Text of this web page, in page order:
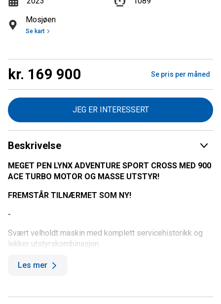
Mosjøen
Se kart
kr. 169 900 Se pris per måned
JEG ER INTERESSERT
Beskrivelse
MEGET PEN LYNX ADVENTURE SPORT CROSS MED 900
ACE TURBO MOTOR OG MASSE UTSTYR!
FREMSTÅR TILNÆRMET SOM NY!
-
Svært velholdt maskin med komplett servicehistorikk og
lekker utstyrskombinasjon.
Perfekt for både arbeidskjøring og rekreasjonskjøring!
Les mer